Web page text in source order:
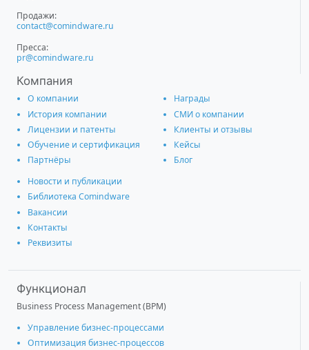
Продажи:
contact@comindware.ru
Пресса:
pr@comindware.ru
Компания
О компании
История компании
Лицензии и патенты
Обучение и сертификация
Партнёры
Награды
СМИ о компании
Клиенты и отзывы
Кейсы
Блог
Новости и публикации
Библиотека Comindware
Вакансии
Контакты
Реквизиты
Функционал
Business Process Management (BPM)
Управление бизнес-процессами
Оптимизация бизнес-процессов